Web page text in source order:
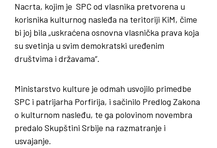
Nacrta, kojim je SPC od vlasnika pretvorena u
korisnika kulturnog nasleđa na teritoriji KiM, čime
bi joj bila „uskraćena osnovna vlasnička prava koja
su svetinja u svim demokratski uređenim
društvima i državama“.
Ministarstvo kulture je odmah usvojilo primedbe
SPC i patrijarha Porfirija, i sačinilo Predlog Zakona
o kulturnom nasleđu, te ga polovinom novembra
predalo Skupštini Srbije na razmatranje i
usvajanje.